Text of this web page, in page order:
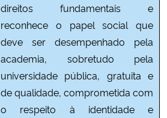
direitos fundamentais e
reconhece o papel social que
deve ser desempenhado pela
academia, sobretudo pela
universidade pública, gratuita e
de qualidade, comprometida com
o respeito à identidade e